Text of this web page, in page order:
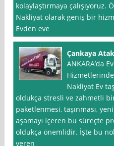
kolaylaştırmaya çalışıyoruz.
Nakliyat olarak geniş bir
Evden eve
Çankaya
ANKARA’da
Nakliyat Ev
oldukça stresli ve zahmetli
paketlenmesi, taşınması,
aşamayı içeren bu süreçte
oldukça önemlidir. İşte bu
veren